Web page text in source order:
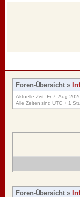
Foren-Übersicht »
Aktuelle Zeit: Fr 7. Aug
Alle Zeiten sind UTC + 1
Foren-Übersicht »